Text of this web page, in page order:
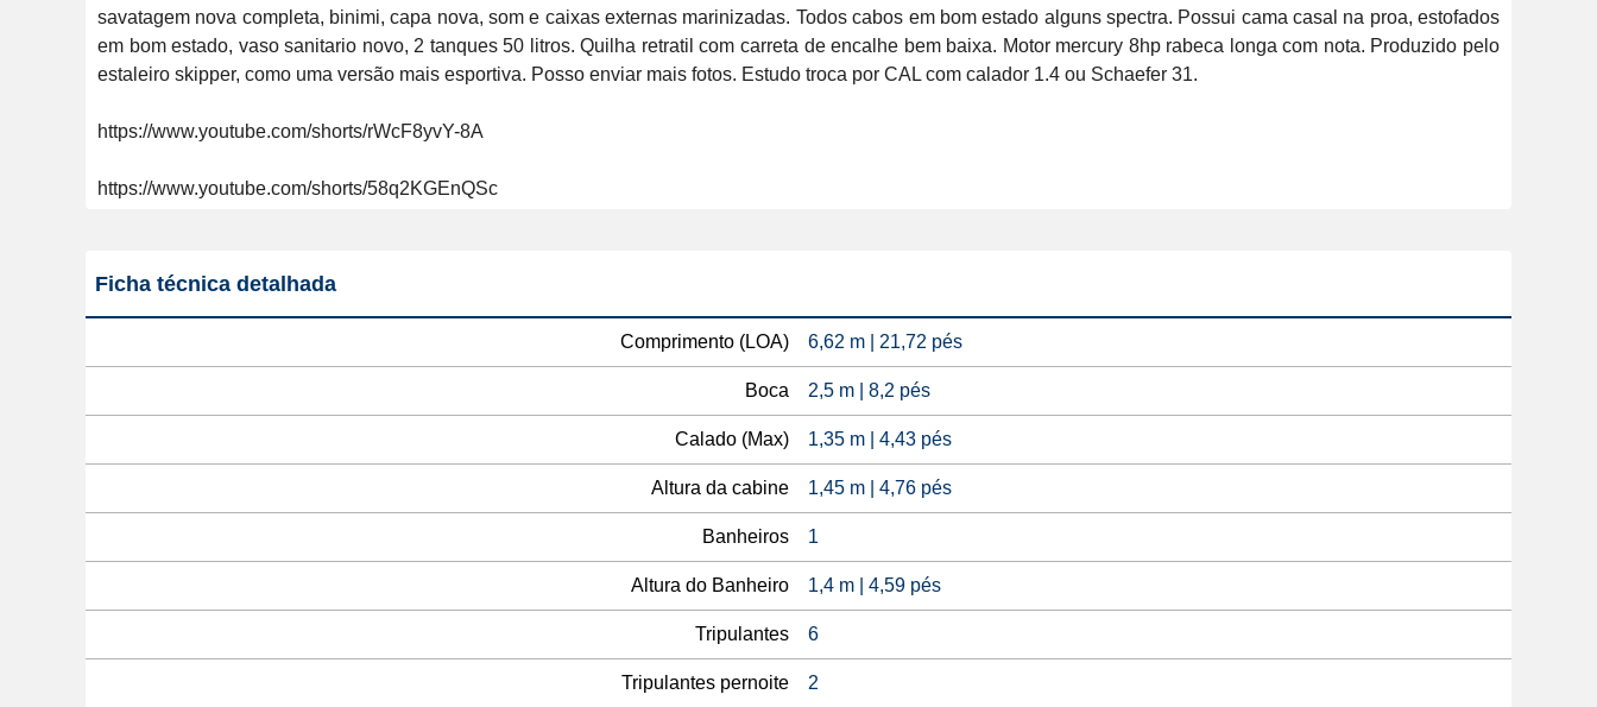
savatagem nova completa, binimi, capa nova, som e caixas externas marinizadas. Todos cabos em bom estado alguns spectra. Possui cama casal na proa, estofados
em bom estado, vaso sanitario novo, 2 tanques 50 litros. Quilha retratil com carreta de encalhe bem baixa. Motor mercury 8hp rabeca longa com nota. Produzido pelo
estaleiro skipper, como uma versão mais esportiva. Posso enviar mais fotos. Estudo troca por CAL com calador 1.4 ou Schaefer 31.
https://www.youtube.com/shorts/rWcF8yvY-8A
https://www.youtube.com/shorts/58q2KGEnQSc
Ficha técnica detalhada
Comprimento (LOA) 6,62 m | 21,72 pés
Boca 2,5 m | 8,2 pés
Calado (Max) 1,35 m | 4,43 pés
Altura da cabine 1,45 m | 4,76 pés
Banheiros 1
Altura do Banheiro 1,4 m | 4,59 pés
Tripulantes 6
Tripulantes pernoite 2